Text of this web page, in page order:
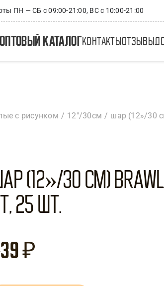
ПН — СБ с 09:00-21:00, ВС с 10:00-21:00
оптовый каталогконтакты отзывы
с рисунком 12"/30см шар (12»/30
(12»/30 см)
25 шт.
₽